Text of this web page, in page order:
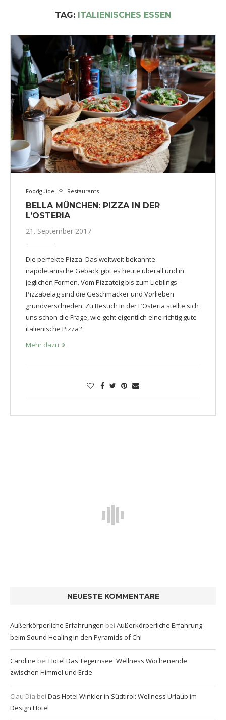
TAG: ITALIENISCHES ESSEN
Foodguide Restaurants
BELLA MÜNCHEN: PIZZA IN DER
L’OSTERIA
21. September 2017
Die perfekte Pizza. Das weltweit bekannte
napoletanische Gebäck gibt es heute überall und in
jeglichen Formen. Vom Pizzateig bis zum Lieblings-
Pizzabelag sind die Geschmäcker und Vorlieben
grundverschieden. Zu Besuch in der L’Osteria stellte sich
uns schon die Frage, wie geht eigentlich eine richtig gute
italienische Pizza?
Mehr dazu
NEUESTE KOMMENTARE
Außerkörperliche Erfahrungen bei Außerkörperliche Erfahrung
beim Sound Healing in den Pyramids of Chi
Caroline bei Hotel Das Tegernsee: Wellness Wochenende
zwischen Himmel und Erde
Clau Dia bei Das Hotel Winkler in Südtirol: Wellness Urlaub im
Design Hotel